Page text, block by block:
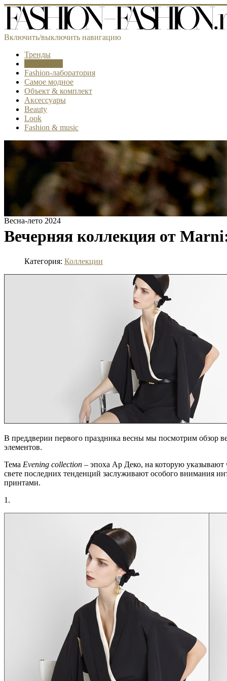
Включить/выключить навигацию
Тренды
Fashion-лаборатория
Самое модное
Объект & комплект
Аксессуары
Beauty
Look
Fashion & music
Весна-лето 2024
Вечерняя коллекция от
Категория: Коллекции
В преддверии первого праздника весны мы посмотрим обзор
элементов.
Тема Evening collection – эпоха Ар Деко, на которую указывают
свете последних тенденций заслуживают особого внимания
принтами.
1.